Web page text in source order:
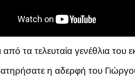
από τα τελευταία γενέθλια
η αδερφή του